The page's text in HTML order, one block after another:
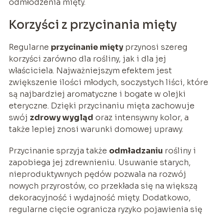
Korzyści z przycinania mięty
Regularne przycinanie miętyprzynosi szereg
korzyści zarówno dla rośliny, jak i dla jej
właściciela. Najważniejszym efektem jest
zwiększenie ilości młodych, soczystych liści, które
są najbardziej aromatyczne i bogate w olejki
eteryczne. Dzięki przycinaniu mięta zachowuje
swój zdrowy wygląd oraz intensywny kolor, a
także lepiej znosi warunki domowej uprawy.
Przycinanie sprzyja także odmładzaniu rośliny i
zapobiega jej zdrewnieniu. Usuwanie starych,
nieproduktywnych pędów pozwala na rozwój
nowych przyrostów, co przekłada się na większą
dekoracyjność i wydajność mięty. Dodatkowo,
regularne cięcie ogranicza ryzyko pojawienia się